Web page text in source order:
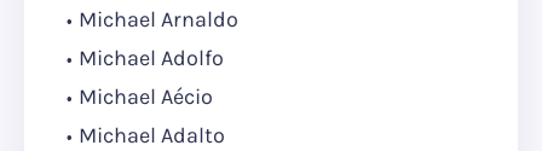
Michael Arnaldo
Michael Adolfo
Michael Aécio
Michael Adalto